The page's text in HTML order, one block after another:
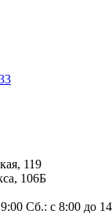
119
106Б
Сб.: с 8:00 до